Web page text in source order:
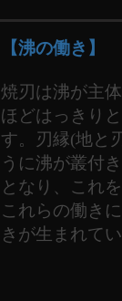
【沸の働き】
焼刃は沸が主
ほどはっきり
す。刃縁(地と
うに沸が叢付
となり、これ
これらの働き
きが生まれてい